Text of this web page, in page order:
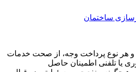
ساختمان
و هر نوع پرداخت وجه، از صحت خدمات
یا تلفنی اطمینان حاصل